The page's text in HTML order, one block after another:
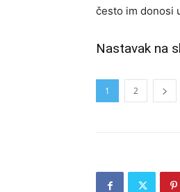
često im donosi
Nastavak na
1 2